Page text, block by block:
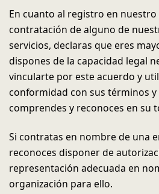
En cuanto al registro en nuestro
contratación de alguno de
servicios, declaras que eres
dispones de la capacidad legal
vincularte por este acuerdo y
conformidad con sus términos
comprendes y reconoces en su
Si contratas en nombre de una
reconoces disponer de
representación adecuada en
organización para ello.